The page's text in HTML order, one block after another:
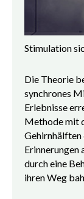
Stimulation
Die Theorie
synchrones
Erlebnisse
Methode mit
Gehirnhälften
Erinnerungen
durch eine
ihren Weg